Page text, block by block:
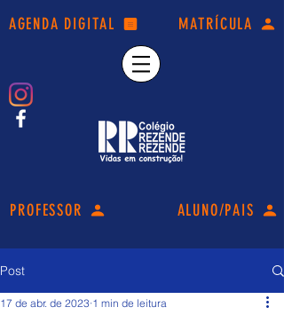
AGENDA DIGITAL MATRÍCULA
PROFESSOR ALUNO/PAIS
Post
17 de abr. de 2023 1 min de leitura